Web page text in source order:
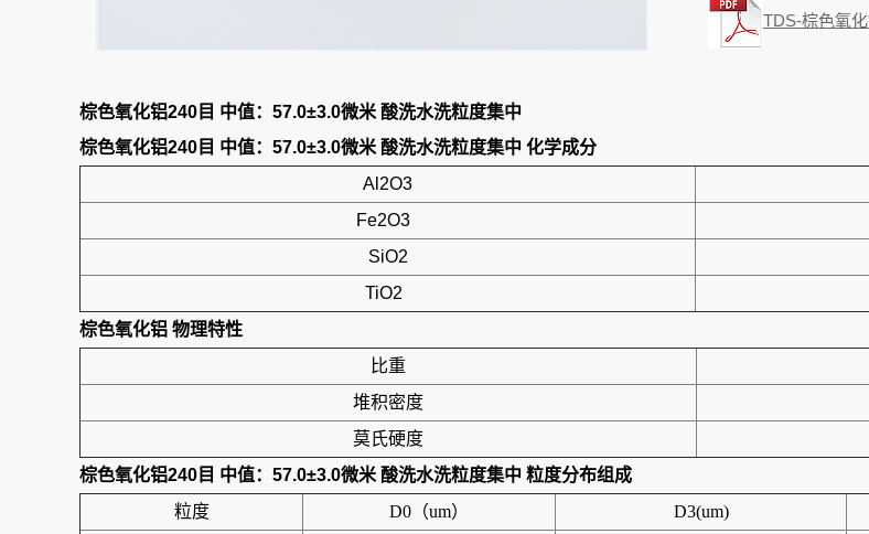
TDS-棕色氧
棕色氧化铝240目 中值：57.0±3.0微米 酸洗水洗粒度集中
棕色氧化铝240目 中值：57.0±3.0微米 酸洗水洗粒度集中 化学成分
Al2O3
Fe2O3
SiO2
TiO2
棕色氧化铝 物理特性
比重
堆积密度
莫氏硬度
棕色氧化铝240目 中值：57.0±3.0微米 酸洗水洗粒度集中 粒度分布组成
粒度
D0（um） D3(um)